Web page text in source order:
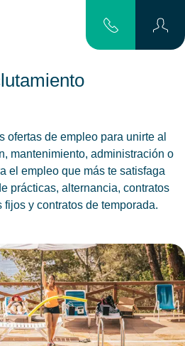
ofertas de empleo para unirte al
mantenimiento, administración o
el empleo que más te satisfaga
prácticas, alternancia, contratos
fijos y contratos de temporada.